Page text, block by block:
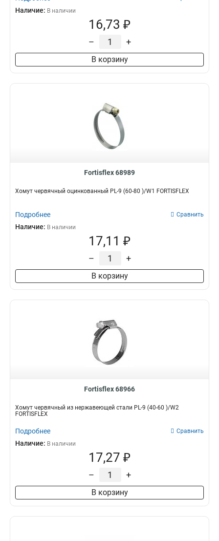
Наличие: В наличии
16,73 ₽
– +
В корзину
Fortisflex 68989
Хомут червячный оцинкованный PL-9 (60-80 )/W1 FORTISFLEX
Подробнее Сравнить
Наличие: В наличии
17,11 ₽
– +
В корзину
Fortisflex 68966
Хомут червячный из нержавеющей стали PL-9 (40-60 )/W2
FORTISFLEX
Подробнее Сравнить
Наличие: В наличии
17,27 ₽
– +
В корзину